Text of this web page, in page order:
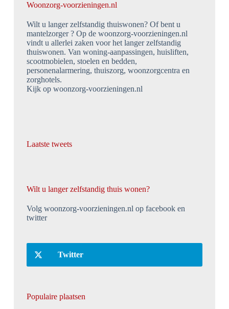
Woonzorg-voorzieningen.nl
Wilt u langer zelfstandig thuiswonen? Of bent u
mantelzorger ? Op de woonzorg-voorzieningen.nl
vindt u allerlei zaken voor het langer zelfstandig
thuiswonen. Van woning-aanpassingen, huisliften,
scootmobielen, stoelen en bedden,
personenalarmering, thuiszorg, woonzorgcentra en
zorghotels.
Kijk op woonzorg-voorzieningen.nl
Laatste tweets
Wilt u langer zelfstandig thuis wonen?
Volg woonzorg-voorzieningen.nl op facebook en
twitter
Twitter
Populaire plaatsen